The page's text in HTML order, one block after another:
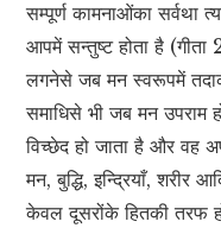
सम्पूर्ण कामनाओंका
आपमें सन्तुष्ट होता है
लगनेसे जब मन स्वरूपमें
समाधिसे भी जब मन उपराम
विच्छेद हो जाता है और वह
मन, बुद्धि, इन्द्रियाँ, शरीर
केवल दूसरोंके हितकी तरफ